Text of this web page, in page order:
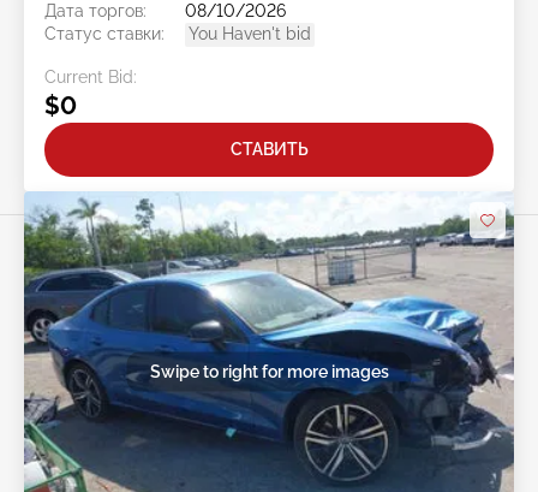
Дата торгов:
08/10/2026
Статус ставки:
You Haven't bid
Current Bid:
$0
СТАВИТЬ
Swipe to right for more images